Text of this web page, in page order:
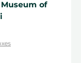
of